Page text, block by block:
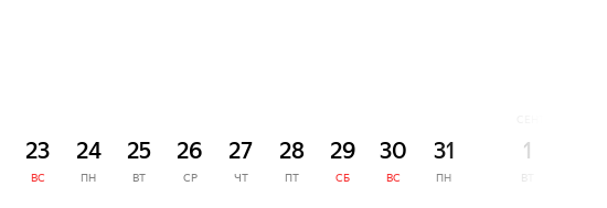
23
ВС
24
ПН
25
ВТ
26
СР
27
ЧТ
28
ПТ
29
СБ
30
ВС
31
ПН
1
ВТ